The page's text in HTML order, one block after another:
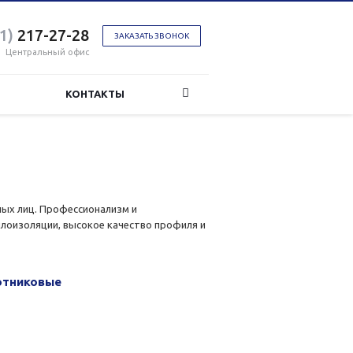
ЗАКАЗАТЬ ЗВОНОК
217-27-28
Центральный офис
КОНТАКТЫ
лиц. Профессионализм и
высокое качество профиля и